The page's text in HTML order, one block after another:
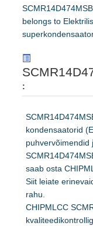
belongs to
:
kondensaatorid
puhvervõimendid
saab osta
Siit leiate
rahu.
CHIPMLCC